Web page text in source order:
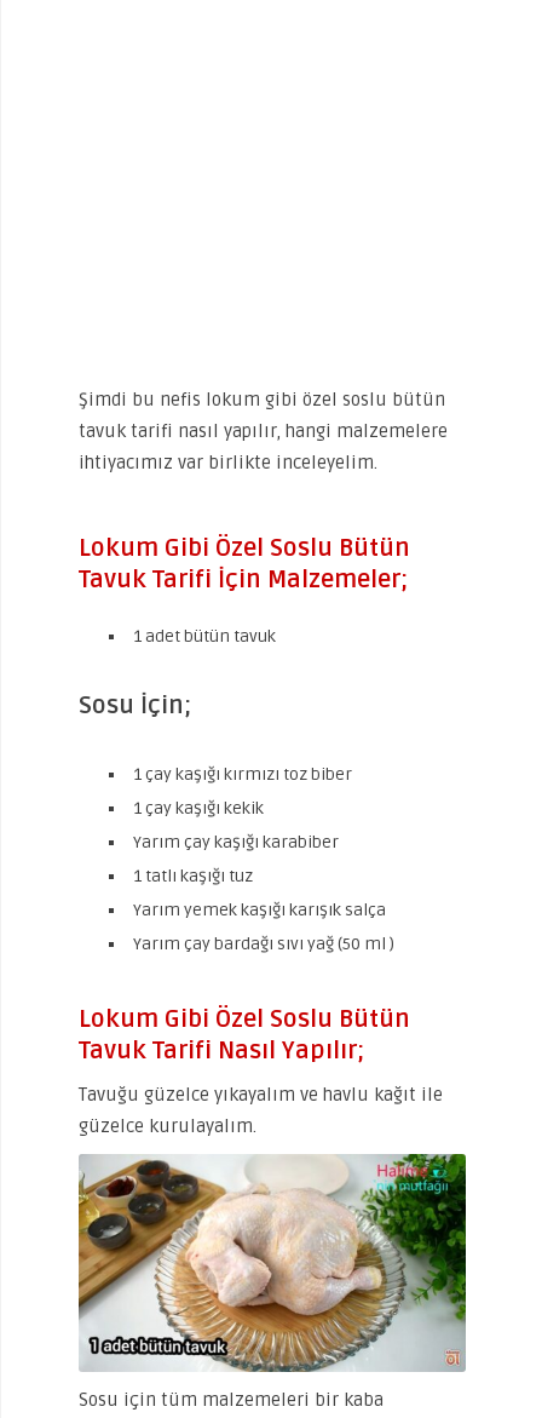
Şimdi bu nefis lokum gibi özel soslu bütün
tavuk tarifi nasıl yapılır, hangi malzemelere
ihtiyacımız var birlikte inceleyelim.
Lokum Gibi Özel Soslu Bütün
Tavuk Tarifi İçin Malzemeler;
1 adet bütün tavuk
Sosu İçin;
1 çay kaşığı kırmızı toz biber
1 çay kaşığı kekik
Yarım çay kaşığı karabiber
1 tatlı kaşığı tuz
Yarım yemek kaşığı karışık salça
Yarım çay bardağı sıvı yağ (50 ml )
Lokum Gibi Özel Soslu Bütün
Tavuk Tarifi Nasıl Yapılır;
Tavuğu güzelce yıkayalım ve havlu kağıt ile
güzelce kurulayalım.
Sosu için tüm malzemeleri bir kaba